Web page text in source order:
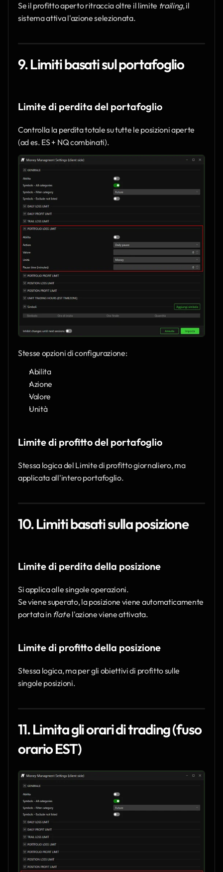
Se il profitto aperto ritraccia oltre il limite trailing, il
sistema attiva l'azione selezionata.
9. Limiti basati sul portafoglio
Limite di perdita del portafoglio
Controlla la perdita totale su tutte le posizioni aperte
(ad es. ES + NQ combinati).
Stesse opzioni di configurazione:
Abilita
Azione
Valore
Unità
Limite di profitto del portafoglio
Stessa logica del Limite di profitto giornaliero, ma
applicata all'intero portafoglio.
10. Limiti basati sulla posizione
Limite di perdita della posizione
Si applica alle singole operazioni.
Se viene superato, la posizione viene automaticamente
portata in flat e l'azione viene attivata.
Limite di profitto della posizione
Stessa logica, ma per gli obiettivi di profitto sulle
singole posizioni.
11. Limita gli orari di trading (fuso
orario EST)